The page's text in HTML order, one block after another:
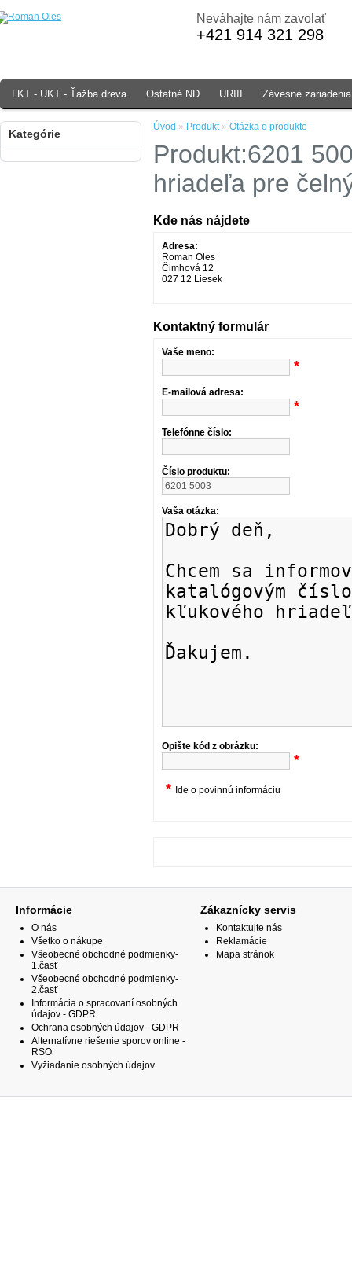
Neváhajte nám zavolať
+421 914 321 298
LKT - UKT - Ťažba dreva Ostatné ND URIII Závesné zariadenia
Kategórie
Úvod » Produkt» Otázka o produkte
Produkt:6201
hriadeľa pre
Kde nás nájdete
Adresa:
Roman Oles
Čimhová 12
027 12 Liesek
Kontaktný formulár
Vaše meno:
*
E-mailová adresa:
*
Telefónne číslo:
Číslo produktu:
Vaša otázka:
Opište kód z obrázku:
*
* Ide o povinnú informáciu
Informácie
O nás
Všetko o nákupe
Všeobecné obchodné podmienky-
1.časť
Všeobecné obchodné podmienky-
2.časť
Informácia o spracovaní osobných
údajov - GDPR
Ochrana osobných údajov - GDPR
Alternatívne riešenie sporov online -
RSO
Vyžiadanie osobných údajov
Zákaznícky servis
Kontaktujte nás
Reklamácie
Mapa stránok